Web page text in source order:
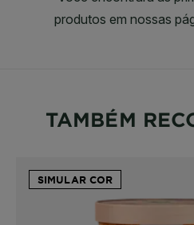
TAMBÉM
SIMULAR COR